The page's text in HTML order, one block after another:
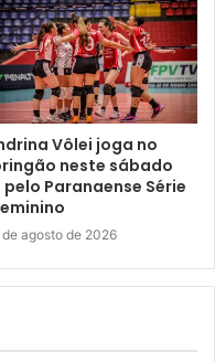
Elaine e Lucinéia
a dengue com pais e
desta vez no Conjunto
no Colégio Estadual
envolverá
unidade. O colégio
55, e a palestra inicia
podem ser obtidas
Vôlei joga no
neste sábado
pelo Paranaense Série
de agosto de 2026